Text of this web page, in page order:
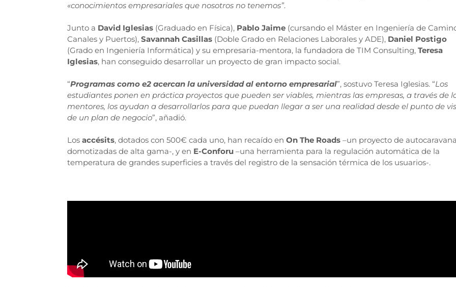
«conocimientos empresariales que nosotros no tenemos”.
Junto a David Iglesias (Graduado en Física), Pablo Jaime (cursando el Máster en Ingeniería de
Canales y Puertos), Savannah Casillas (Doble Grado en Relaciones Laborales y ADE), Daniel Postigo
(Grado en Ingeniería Informática) y su empresaria-mentora, la fundadora de TIM Consulting, Teresa
Iglesias, han conseguido desarrollar un proyecto de gran impacto social.
“Programas como e2 acercan la universidad al entorno empresarial”, sostuvo Teresa Iglesias. “Los
estudiantes ponen en práctica proyectos que pueden ser viables, mientras las empresas, a través de
mentores, los ayudan a desarrollarlos para que puedan llegar a ser una realidad desde el punto de
de un plan de negocio”, añadió.
Los accésits, dotados con 500€ cada uno, han recaído en On The Roads –un proyecto de
domotizadas de alta gama-, y en E-Conforu –una herramienta para la regulación automática de la
temperatura de grandes superficies a través del registro de la sensación térmica de los usuarios-.